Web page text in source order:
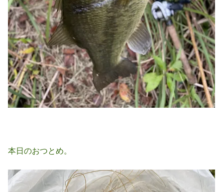
本日のおつとめ。